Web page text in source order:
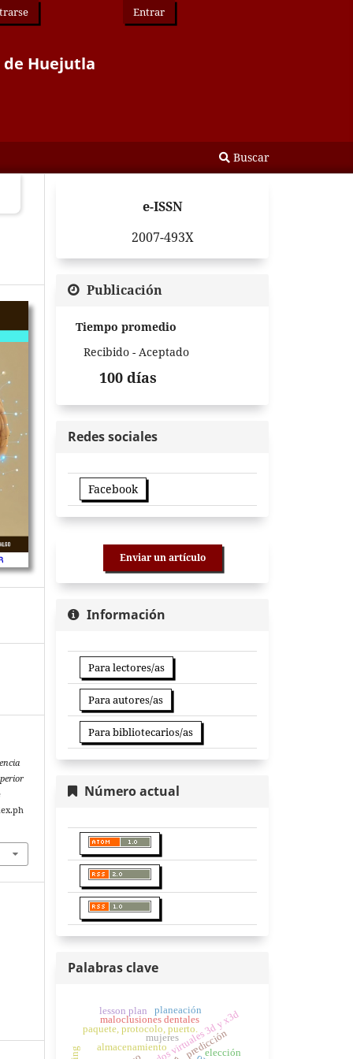
de Huejutla
Buscar
Entrar
e-ISSN
2007-493X
Publicación
Tiempo promedio
Recibido - Aceptado
100 días
Redes sociales
Facebook
Enviar un artículo
Información
Para lectores/as
Para autores/as
Para bibliotecarios/as
Número actual
Palabras clave
paquete, protocolo, puerto.
maloclusiones dentales
predicción
almacenamiento elección
mujeres
lesson plan planeación